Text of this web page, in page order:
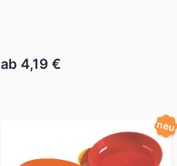
ab 4,19 €
neu